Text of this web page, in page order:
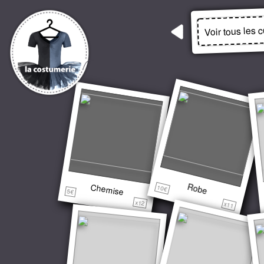
Voir tous les
Chemise
5€
x12
Robe
10€
x11